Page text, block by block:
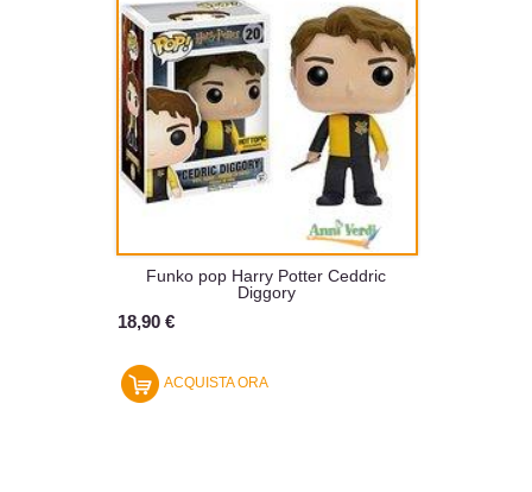
Funko pop Harry Potter Ceddric
Diggory
18,90 €
ACQUISTA ORA